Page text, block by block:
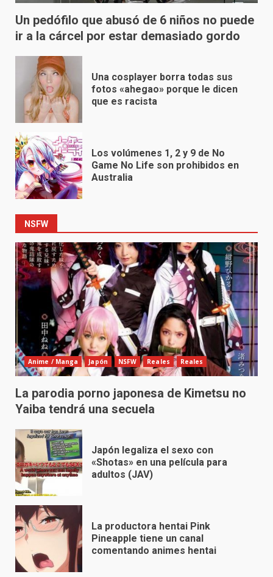
Un pedófilo que abusó de 6 niños no puede
ir a la cárcel por estar demasiado gordo
Una cosplayer borra todas sus
fotos «ahegao» porque le dicen
que es racista
Los volúmenes 1, 2 y 9 de No
Game No Life son prohibidos en
Australia
NSFW
Anime / Manga Japón NSFW Reales Reales
La parodia porno japonesa de Kimetsu no
Yaiba tendrá una secuela
Japón legaliza el sexo con
«Shotas» en una película para
adultos (JAV)
La productora hentai Pink
Pineapple tiene un canal
comentando animes hentai